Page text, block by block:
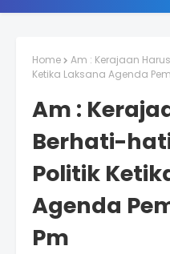
Home
Am : Kerajaan
Ketika Laksana Agenda
Am :
Berhati-
Politik
Agenda
Pm